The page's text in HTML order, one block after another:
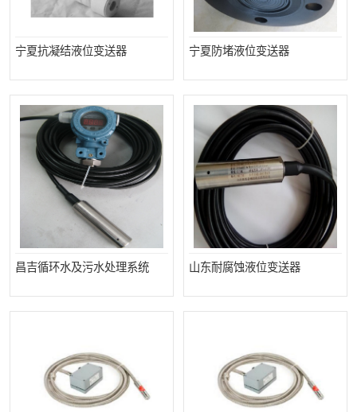
宁夏抗凝结液位变送器 宁夏防堵液位变送器
昌吉循环水及污水处理系统 山东耐腐蚀液位变送器